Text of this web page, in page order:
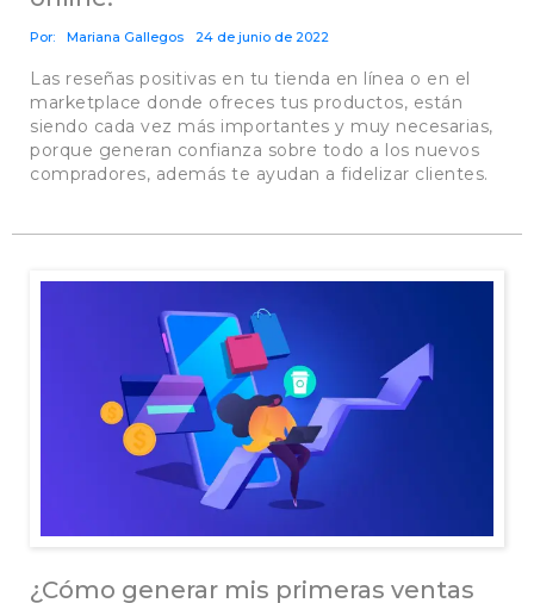
Por: Mariana Gallegos 24 de junio de 2022
Las reseñas positivas en tu tienda en línea o en el
marketplace donde ofreces tus productos, están
siendo cada vez más importantes y muy necesarias,
porque generan confianza sobre todo a los nuevos
compradores, además te ayudan a fidelizar clientes.
¿Cómo generar mis primeras ventas